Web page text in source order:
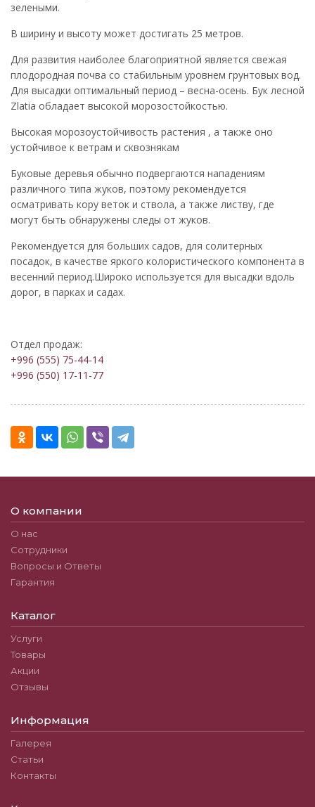
зелеными.
В ширину и высоту может достигать 25 метров.
Для развития наиболее благоприятной является свежая
плодородная почва со стабильным уровнем грунтовых вод.
Для высадки оптимальный период – весна-осень. Бук лесной
Zlatia обладает высокой морозостойкостью.
Высокая морозоустойчивость растения , а также оно
устойчивое к ветрам и сквознякам
Буковые деревья обычно подвергаются нападениям
различного типа жуков, поэтому рекомендуется
осматривать кору веток и ствола, а также листву, где
могут быть обнаружены следы от жуков.
Рекомендуется для больших садов, для солитерных
посадок, в качестве яркого колористического компонента в
весенний период.Широко используется для высадки вдоль
дорог, в парках и садах.
Отдел продаж:
+996 (555) 75-44-14
+996 (550) 17-11-77
О компании
О нас
Сотрудники
Вопросы и Ответы
Гарантия
Каталог
Услуги
Товары
Акции
Отзывы
Информация
Галерея
Статьи
Контакты